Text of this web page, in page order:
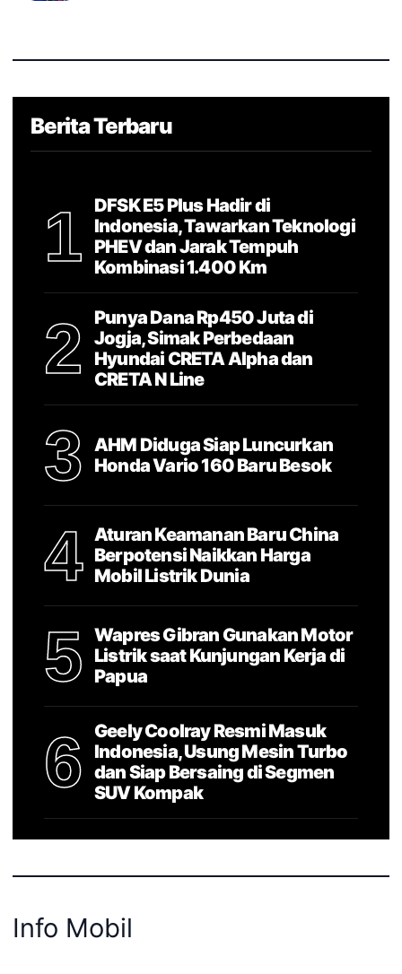
Berita Terbaru
1
DFSK E5 Plus Hadir di
Indonesia, Tawarkan Teknologi
PHEV dan Jarak Tempuh
Kombinasi 1.400 Km
2
Punya Dana Rp450 Juta di
Jogja, Simak Perbedaan
Hyundai CRETA Alpha dan
CRETA N Line
3
AHM Diduga Siap Luncurkan
Honda Vario 160 Baru Besok
4
Aturan Keamanan Baru China
Berpotensi Naikkan Harga
Mobil Listrik Dunia
5
Wapres Gibran Gunakan Motor
Listrik saat Kunjungan Kerja di
Papua
6
Geely Coolray Resmi Masuk
Indonesia, Usung Mesin Turbo
dan Siap Bersaing di Segmen
SUV Kompak
Info Mobil